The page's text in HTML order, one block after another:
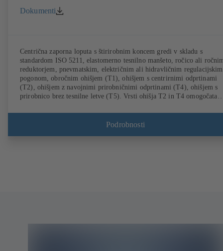
Dokumenti
Centrična zaporna loputa s štirirobnim koncem gredi v skladu s
standardom ISO 5211, elastomerno tesnilno manšeto, ročico ali
reduktorjem, pnevmatskim, električnim ali hidravličnim regulacijskim
pogonom, obročnim ohišjem (T1), ohišjem s centrirnimi odprtinami
(T2), ohišjem z navojnimi prirobničnimi odprtinami (T4), ohišjem s
prirobnico brez tesnilne letve (T5). Vrsti ohišja T2 in T4 omogočata
protiprirobnico. Priključki v skladu z EN, ASME, JIS.
Podrobnosti